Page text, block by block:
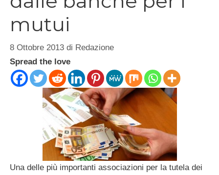
mutui
8 Ottobre 2013 di Redazione
Spread the love
Una delle più importanti associazioni per la tutela dei